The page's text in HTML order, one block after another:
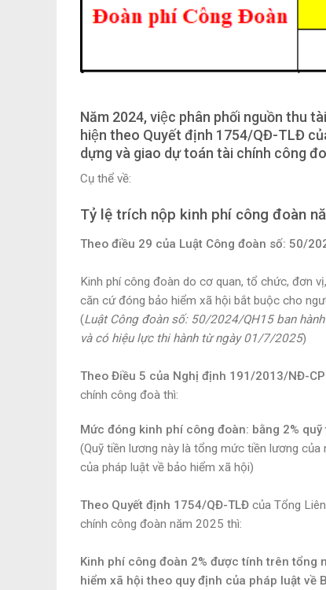
Năm 2024, việc phân phối nguồn thu
hiện theo Quyết định 1754/QĐ-TLĐ
dựng và giao dự toán tài chính công
Cụ thể về:
Tỷ lệ trích nộp kinh phí công đoàn
Theo điều 29 của Luật Công đoàn số: 50/
Kinh phí công đoàn do cơ quan, tổ chức, đơn
căn cứ đóng bảo hiểm xã hội bắt buộc cho
(Luật Công đoàn số: 50/2024/QH15 ban
và có hiệu lực thi hành từ ngày 01/7/2025)
Theo Điều 5 của Nghị định 191/2013/NĐ-CP
chính công đoà thì:
Mức đóng kinh phí công đoàn: bằng 2% quỹ
(Quỹ tiền lương này là tổng mức tiền lương
của pháp luật về bảo hiểm xã hội)
Theo Quyết định 1754/QĐ-TLĐ của Tổng
chính công đoàn năm 2025 thì:
Kinh phí công đoàn 2% được tính trên tổng
hiểm xã hội theo quy định của pháp luật về